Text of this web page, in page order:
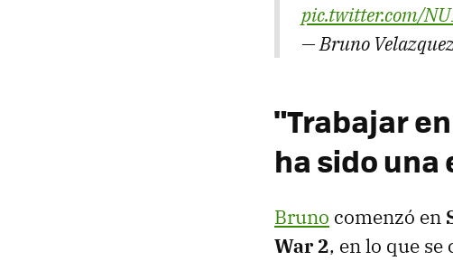
pic.twitter.com/
— Bruno
"Trabajar
ha sido
Bruno comenzó en
War 2, en lo que